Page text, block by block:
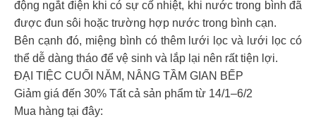
động ngắt điện khi có sự cố nhiệt, khi nước trong bình đã
được đun sôi hoặc trường hợp nước trong bình cạn.
Bên cạnh đó, miệng bình có thêm lưới lọc và lưới lọc có
thể dễ dàng tháo để vệ sinh và lắp lại nên rất tiện lợi.
ĐẠI TIỆC CUỐI NĂM, NÂNG TẦM GIAN BẾP
Giảm giá đến 30% Tất cả sản phẩm từ 14/1–6/2
Mua hàng tại đây: